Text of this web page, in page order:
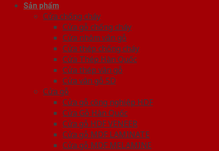
Sản phẩm
Cửa chống cháy
Cửa gỗ chống cháy
Cửa nhôm vân gỗ
Cửa thép chống cháy
Cửa Thép Hàn Quốc
Cửa thép vân gỗ
Cửa vân gỗ 5D
Cửa gỗ
Cửa gỗ công nghiệp HDF
Cửa Gỗ Hàn Quốc
Cửa gỗ HDF VENEER
Cửa gỗ MDF LAMINATE
Cửa gỗ MDF MELAMINE